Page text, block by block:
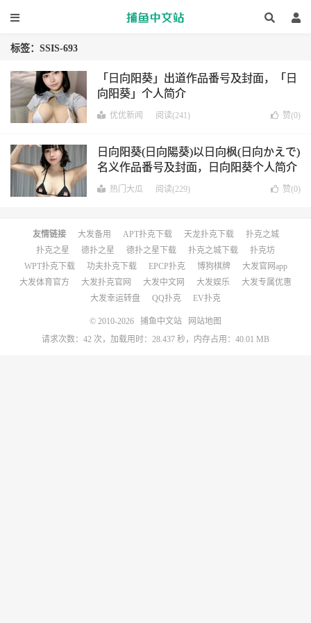
标签：SSIS-693
「日向阳葵」出道作品番号及封面，「日
向阳葵」个人简介
优优新闻 阅读(241) 赞(0)
日向阳葵(日向陽葵)以日向枫(日向かえで)
名义作品番号及封面，日向阳葵个人简介
热门大瓜 阅读(229) 赞(0)
友情链接 大发备用 APT扑克下载 天龙扑克下载
扑克之城
扑克之星
德扑之星 德扑之星下载 扑克之城下载
扑克坊
WPT扑克下载
功夫扑克下载 EPCP扑克 博狗棋牌
大发官网app
大发体育官方
大发扑克官网 大发中文网 大发娱乐
大发专属优惠
大发幸运转盘
QQ扑克 EV扑克
© 2010-2026 捕鱼中文站
网站地图
请求次数：42 次，加载用时：28.437 秒，内存占用：40.01 MB